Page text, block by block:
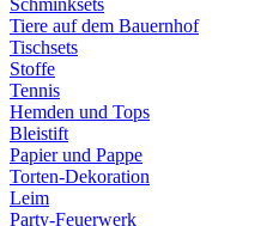
Schminksets
Tiere auf dem Bauernhof
Tischsets
Stoffe
Tennis
Hemden und Tops
Bleistift
Papier und Pappe
Torten-Dekoration
Leim
Party-Feuerwerk